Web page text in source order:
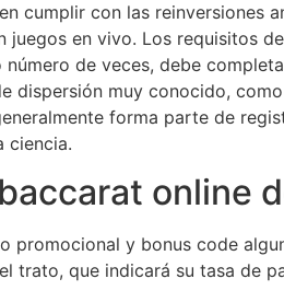
cumplir con las reinversiones
juegos en vivo. Los requisitos
de veces, debe
dispersión muy conocido,
forma parte de
ciencia.
online
promocional y bonus code
trato, que indicará su tasa de